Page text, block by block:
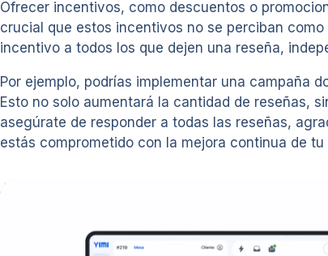
Ofrecer incentivos, como descuentos o
crucial que estos incentivos no se perciban
incentivo a todos los que dejen una reseña,
Por ejemplo, podrías implementar una campaña
Esto no solo aumentará la cantidad de reseñas,
asegúrate de responder a todas las reseñas,
estás comprometido con la mejora continua de tu